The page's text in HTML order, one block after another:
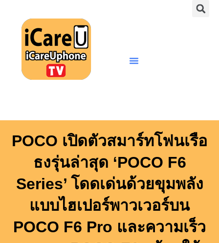
content
POCO เปิดตัวสมาร์ทโฟนเรือ
ธงรุ่นล่าสุด ‘POCO F6
Series’ โดดเด่นด้วยขุมพลัง
แบบไฮเปอร์พาวเวอร์บน
POCO F6 Pro และความเร็ว